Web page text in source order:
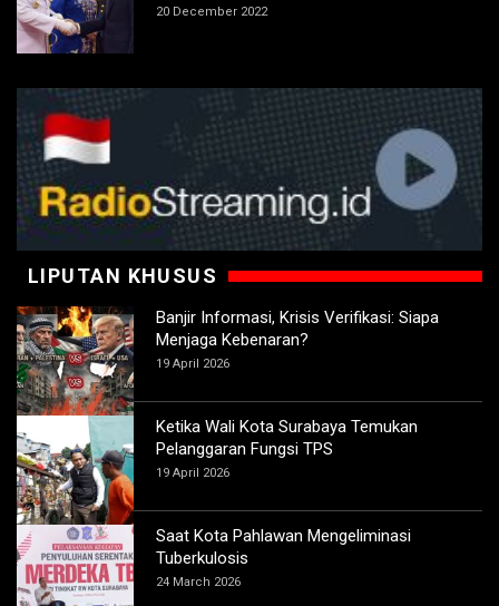
20 December 2022
LIPUTAN KHUSUS
Banjir Informasi, Krisis Verifikasi: Siapa
Menjaga Kebenaran?
19 April 2026
Ketika Wali Kota Surabaya Temukan
Pelanggaran Fungsi TPS
19 April 2026
Saat Kota Pahlawan Mengeliminasi
Tuberkulosis
24 March 2026